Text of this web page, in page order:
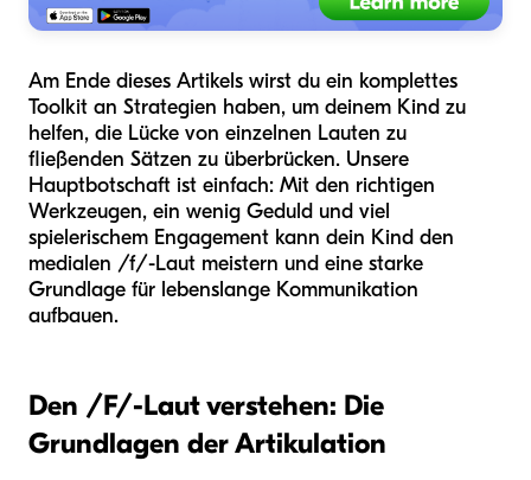
Am Ende dieses Artikels wirst du ein komplettes
Toolkit an Strategien haben, um deinem Kind zu
helfen, die Lücke von einzelnen Lauten zu
fließenden Sätzen zu überbrücken. Unsere
Hauptbotschaft ist einfach: Mit den richtigen
Werkzeugen, ein wenig Geduld und viel
spielerischem Engagement kann dein Kind den
medialen /f/-Laut meistern und eine starke
Grundlage für lebenslange Kommunikation
aufbauen.
Den /F/-Laut verstehen: Die
Grundlagen der Artikulation